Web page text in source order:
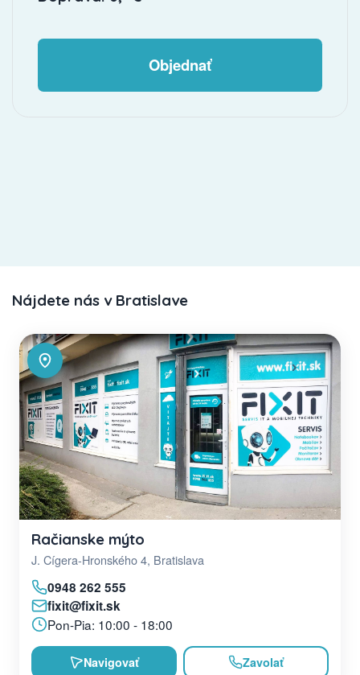
Objednať
Nájdete nás v Bratislave
Račianske mýto
J. Cígera-Hronského 4, Bratislava
0948 262 555
fixit@fixit.sk
Pon-Pia: 10:00 - 18:00
Navigovať Zavolať